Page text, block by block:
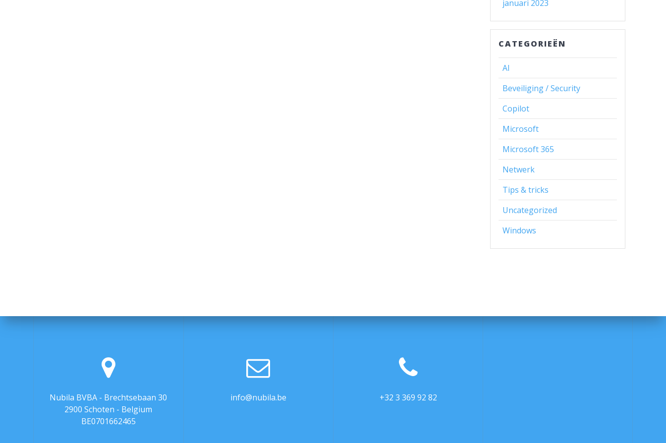
januari 2023
CATEGORIEËN
AI
Beveiliging / Security
Copilot
Microsoft
Microsoft 365
Netwerk
Tips & tricks
Uncategorized
Windows
Nubila BVBA - Brechtsebaan 30
2900 Schoten - Belgium
BE0701662465
info@nubila.be +32 3 369 92 82